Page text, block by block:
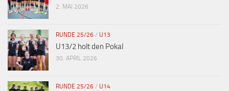
2. MAI 2026
RUNDE 25/26 / U13
U13/2 holt den Pokal
30. APRIL 2026
RUNDE 25/26 / U14